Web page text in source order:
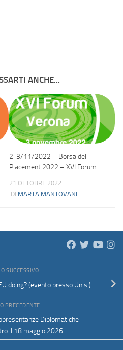
ANCHE...
2-3/11/2022 – Borsa del
Placement 2022 – XVI Forum
21 OTTOBRE 2022
DI MARTA MANTOVANI
SUCCESSIVO
doing? (evento presso Unisi)
PRECEDENTE
Diplomatiche –
il 18 maggio 2026